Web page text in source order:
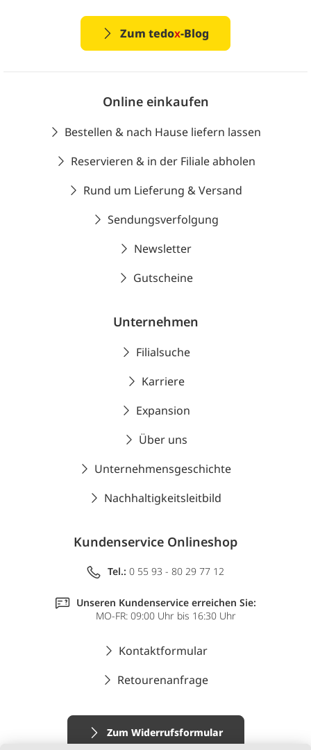
Zum tedox-Blog
Online einkaufen
Bestellen & nach Hause liefern lassen
Reservieren & in der Filiale abholen
Rund um Lieferung & Versand
Sendungsverfolgung
Newsletter
Gutscheine
Unternehmen
Filialsuche
Karriere
Expansion
Über uns
Unternehmensgeschichte
Nachhaltigkeitsleitbild
Kundenservice Onlineshop
Tel.: 0 55 93 - 80 29 77 12
Unseren Kundenservice erreichen Sie:
MO-FR: 09:00 Uhr bis 16:30 Uhr
Kontaktformular
Retourenanfrage
Zum Widerrufsformular